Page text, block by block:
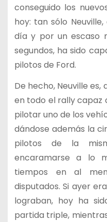
conseguido los
hoy: tan sólo
día y por un escaso
segundos, ha sido
pilotos de Ford.
De hecho, Neuville
en todo el rally capaz
pilotar uno de los
dándose además la
pilotos de la
encaramarse a lo
tiempos en al
disputados. Si ayer
lograban, hoy ha
partida triple,